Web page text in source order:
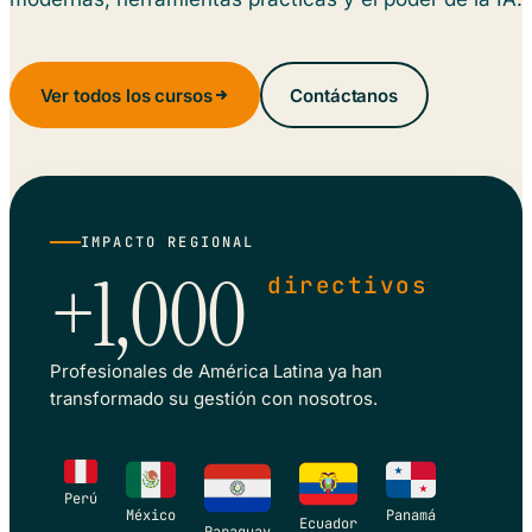
Ver todos los cursos Contáctanos
IMPACTO REGIONAL
+1,000 directivos
Profesionales de América Latina ya han
transformado su gestión con nosotros.
Perú
México
Ecuador Panamá